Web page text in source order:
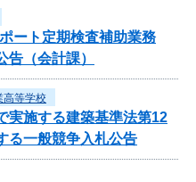
ート定期検査補助業務
（会計課）
高等学校
実施する建築基準法第12
る一般競争入札公告